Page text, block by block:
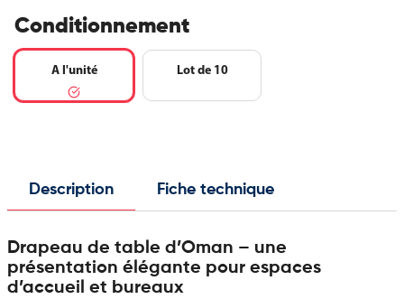
Conditionnement
A l'unité Lot de 10
Description Fiche technique
Drapeau de table d’Oman – une
présentation élégante pour espaces
d’accueil et bureaux